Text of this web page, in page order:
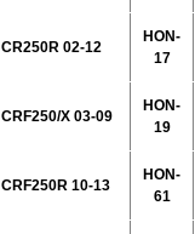
CR250R 02-12
HON-
17
CRF250/X 03-09
HON-
19
CRF250R 10-13
HON-
61